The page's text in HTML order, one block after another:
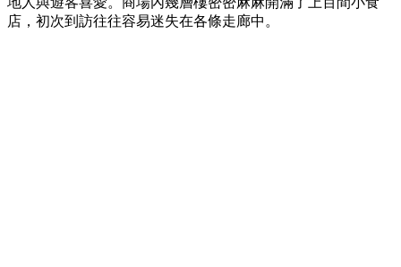
店，初次到訪往往容易迷失在各條走廊中。